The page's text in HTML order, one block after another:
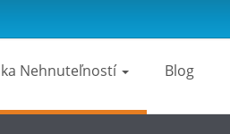
Nehnuteľností Blog